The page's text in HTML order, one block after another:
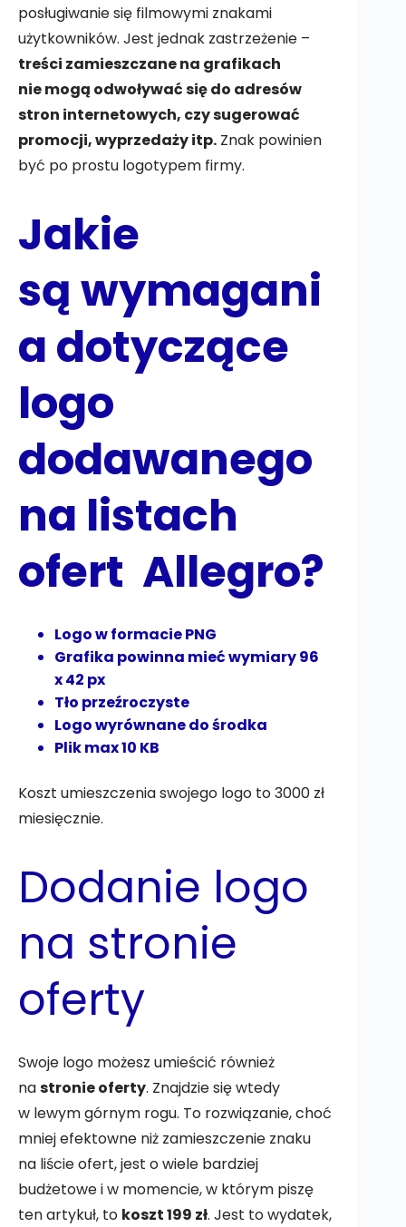
posługiwanie się filmowymi znakami
użytkowników. Jest jednak zastrzeżenie –
treści zamieszczane na grafikach
nie mogą odwoływać się do adresów
stron internetowych, czy sugerować
promocji, wyprzedaży itp. Znak powinien
być po prostu logotypem firmy.
Jakie
są wymagani
a dotyczące
logo
dodawanego
na listach
ofert Allegro?
Logo w formacie PNG
Grafika powinna mieć wymiary 96
x 42 px
Tło przeźroczyste
Logo wyrównane do środka
Plik max 10 KB
Koszt umieszczenia swojego logo to 3000 zł
miesięcznie.
Dodanie logo
na stronie
oferty
Swoje logo możesz umieścić również
nastronie oferty. Znajdzie się wtedy
w lewym górnym rogu. To rozwiązanie, choć
mniej efektowne niż zamieszczenie znaku
na liście ofert, jest o wiele bardziej
budżetowe i w momencie, w którym piszę
ten artykuł, to koszt 199 zł. Jest to wydatek,